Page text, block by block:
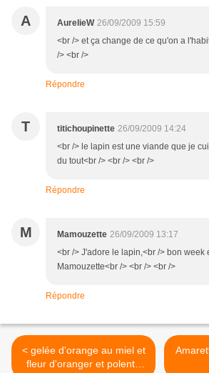
A AurelieW 26/09/2009 15:59
<br /> et ça change de ce qu'on a
/> <br />
Répondre
T titichoupinette 26/09/2009 14:24
<br /> le lapin est une viande que je
du tout<br /> <br /> <br />
Répondre
M Mamouzette 26/09/2009 13:17
<br /> J'adore le lapin,<br /> bon week
Mamouzette<br /> <br /> <br />
Répondre
< gelée d'orange au miel et
fleur d'oranger et polenta